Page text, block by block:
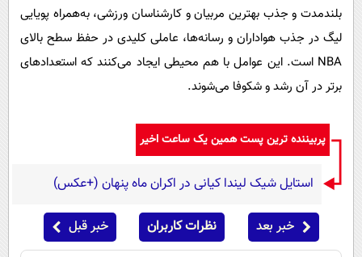
بلندمدت و جذب بهترین مربیان و کارشناسان ورزشی، به‌همراه پویایی
لیگ در جذب هواداران و رسانه‌ها، عاملی کلیدی در حفظ سطح بالای
NBA است. این عوامل با هم محیطی ایجاد می‌کنند که استعدادهای
برتر در آن رشد و شکوفا می‌شوند.
پربیننده ترین پست همین یک ساعت اخیر
استایل شیک لیندا کیانی در اکران ماه پنهان (+عکس)
خبر بعد نظرات کاربران خبر قبل